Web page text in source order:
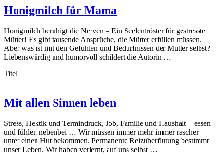
Honigmilch für Mama
Honigmilch beruhigt die Nerven – Ein Seelentröster für gestresste
Mütter! Es gibt tausende Ansprüche, die Mütter erfüllen müssen.
Aber was ist mit den Gefühlen und Bedürfnissen der Mütter selbst?
Liebenswürdig und humorvoll schildert die Autorin …
Titel
Mit allen Sinnen leben
Stress, Hektik und Termindruck, Job, Familie und Haushalt − essen
und fühlen nebenbei … Wir müssen immer mehr immer rascher
unter einen Hut bekommen. Permanente Reizüberflutung bestimmt
unser Leben. Wir haben verlernt, auf uns selbst …